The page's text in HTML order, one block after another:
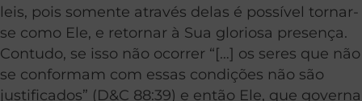
leis, pois somente através delas é possível tornar-
se como Ele, e retornar à Sua gloriosa presença.
Contudo, se isso não ocorrer “[…] os seres que não
se conformam com essas condições não são
justificados” (D&C 88:39) e então Ele, que governa